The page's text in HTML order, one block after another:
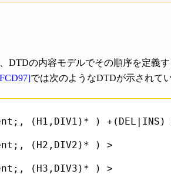
DTDの内容モデルでその順序を定義
では次のようなDTDが示されてい
(H1,DIV1)* ) +(DEL|INS)
(H2,DIV2)* ) >
(H3,DIV3)* ) >